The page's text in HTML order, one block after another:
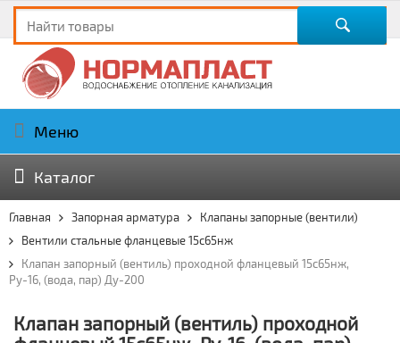
Меню
Каталог
Главная Запорная арматура
Клапаны запорные (вентили)
Вентили стальные фланцевые 15с65нж
Клапан запорный (вентиль) проходной фланцевый 15с65нж,
Ру-16, (вода, пар) Ду-200
Клапан запорный (вентиль) проходной